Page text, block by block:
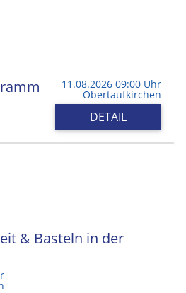
11.08.2026 09:00 Uhr
Obertaufkirchen
DETAIL
& Basteln in der